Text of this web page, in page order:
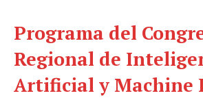
Programa del
Regional de
Artificial y Machine